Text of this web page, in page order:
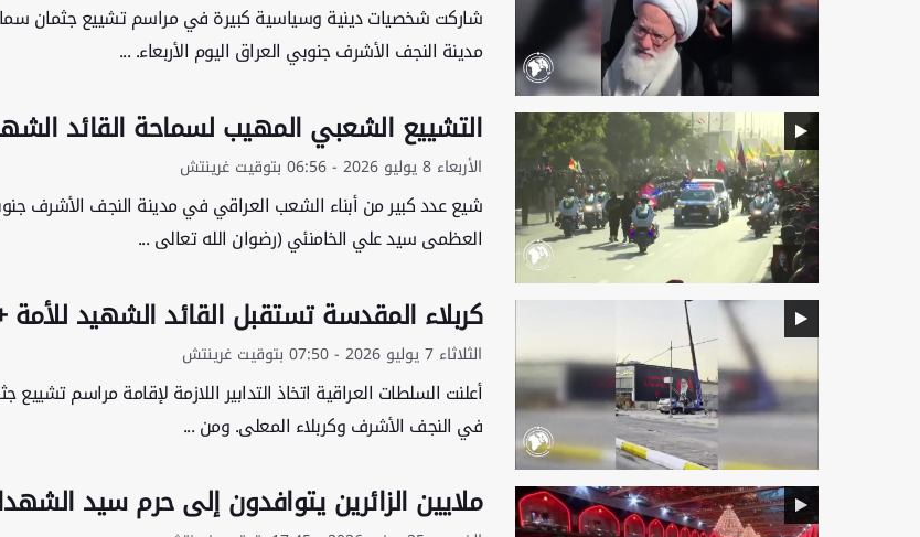
شاركت شخصيات دينية وسياسية كبيرة في مراسم تشييع جثمان
مدينة النجف الأشرف جنوبي العراق اليوم الأربعاء. ...
التشييع الشعبي المهيب لسماحة القائد
الأربعاء 8 يوليو 2026 - 06:56 بتوقيت غرينتش
شيع عدد كبير من أبناء الشعب العراقي في مدينة النجف الأشرف
العظمى سيد علي الخامنئي (رضوان الله تعالى ...
كربلاء المقدسة تستقبل القائد الشهيد للأمة
الثلاثاء 7 يوليو 2026 - 07:50 بتوقيت غرينتش
أعلنت السلطات العراقية اتخاذ التدابير اللازمة لإقامة مراسم
في النجف الأشرف وكربلاء المعلى. ومن ...
ملايين الزائرين يتوافدون إلى حرم سيد